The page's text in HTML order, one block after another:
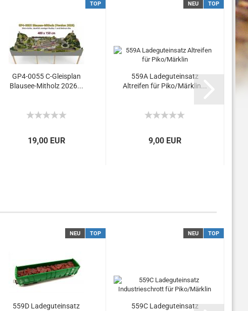
TOP
GP4-0055 C-Gleisplan
Blausee-Mitholz 2026...
19,00 EUR
NEU TOP
559A Ladeguteinsatz
Altreifen für Piko/Märklin...
9,00 EUR
NEU TOP
559D Ladeguteinsatz
NEU TOP
559C Ladeguteinsatz